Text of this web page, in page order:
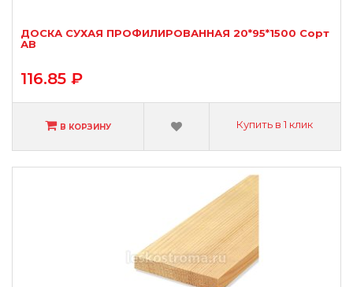
ДОСКА СУХАЯ ПРОФИЛИРОВАННАЯ 20*95*1500 Сорт
АВ
116.85 ₽
В КОРЗИНУ Купить в 1 клик